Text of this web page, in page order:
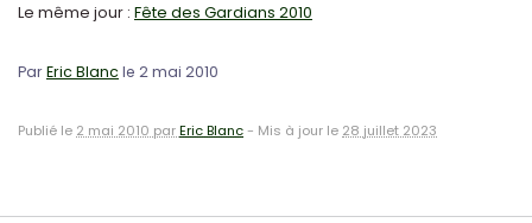
Le même jour : Fête des Gardians 2010
ParEric Blanc le 2 mai 2010
Publié le 2 mai 2010 parEric Blanc- Mis à jour le 28 juillet 2023